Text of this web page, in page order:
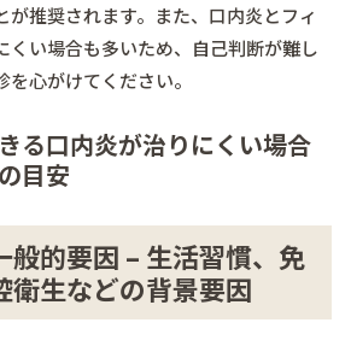
が推奨されます。また、口内炎とフィ
くい場合も多いため、自己判断が難し
心がけてください。
る口内炎が治りにくい場合
目安
般的要因 – 生活習慣、免
衛生などの背景要因